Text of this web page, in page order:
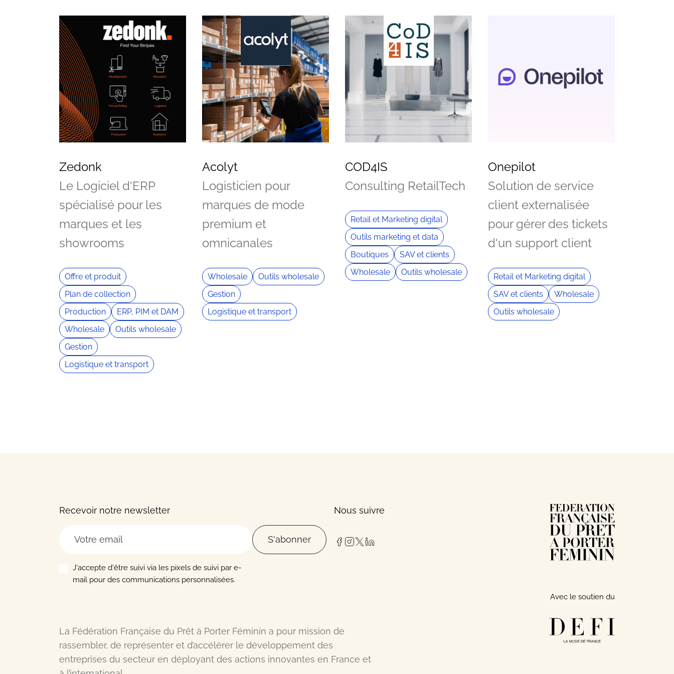
Zedonk
Le Logiciel d'ERP
spécialisé pour les
marques et les
showrooms
Offre et produit
Plan de collection
Production
ERP, PIM et DAM
Wholesale
Outils wholesale
Gestion
Logistique et transport
Acolyt
Logisticien pour
marques de mode
premium et
omnicanales
Wholesale
Outils wholesale
Gestion
Logistique et transport
COD4IS
Consulting RetailTech
Retail et Marketing digital
Outils marketing et data
Boutiques
SAV et clients
Wholesale
Outils wholesale
Onepilot
Solution de service
client externalisée
pour gérer des tickets
d'un support client
Retail et Marketing digital
SAV et clients
Wholesale
Outils wholesale
Recevoir notre newsletter
J'accepte d'être suivi via les pixels de suivi par e-
mail pour des communications personnalisées.
S'abonner
Nous suivre
La Fédération Française du Prêt à Porter Féminin a pour mission de
rassembler, de représenter et d’accélérer le développement des
entreprises du secteur en déployant des actions innovantes en France et
Avec le soutien du